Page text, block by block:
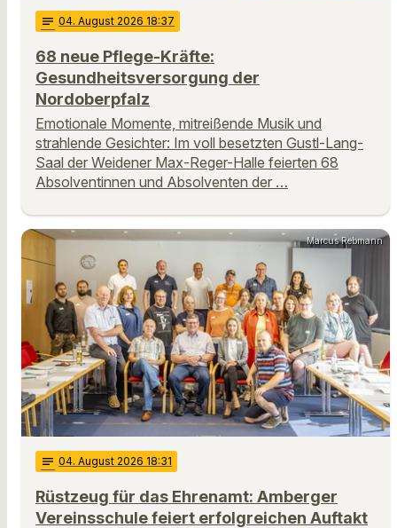
notes 04. August 2026 18:37
68 neue Pflege-Kräfte:
Gesundheitsversorgung der
Nordoberpfalz
Emotionale Momente, mitreißende Musik und
strahlende Gesichter: Im voll besetzten Gustl-Lang-
Saal der Weidener Max-Reger-Halle feierten 68
Absolventinnen und Absolventen der …
Marcus Rebmann
notes 04. August 2026 18:31
Rüstzeug für das Ehrenamt: Amberger
Vereinsschule feiert erfolgreichen Auftakt